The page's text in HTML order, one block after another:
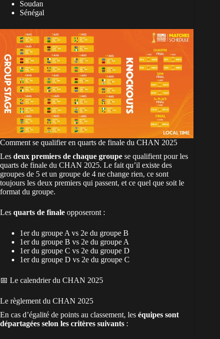
Soudan
Sénégal
Comment se qualifier en quarts de finale du CHAN 2025
Les deux premiers de chaque groupe se qualifient pour les
quarts de finale du CHAN 2025. Le fait qu’il existe des
groupes de 5 et un groupe de 4 ne change rien, ce sont
toujours les deux premiers qui passent, et ce quel que soit le
format du groupe.
Les quarts de finale opposeront :
1er du groupe A vs 2e du groupe B
1er du groupe B vs 2e du groupe A
1er du groupe C vs 2e du groupe D
1er du groupe D vs 2e du groupe C
📅 Le calendrier du CHAN 2025
Le règlement du CHAN 2025
En cas d’égalité de points au classement, les équipes sont
départagées selon les critères suivants :